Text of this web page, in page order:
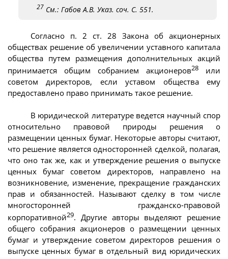
27 См.: Габов А.В. Указ. соч. С. 551.
Согласно п. 2 ст. 28 Закона об акционерных
обществах решение об увеличении уставного капитала
общества путем размещения дополнительных акций
принимается общим собранием акционеров28 или
советом директоров, если уставом общества ему
предоставлено право принимать такое решение.
В юридической литературе ведется научный спор
относительно правовой природы решения о
размещении ценных бумаг. Некоторые авторы считают,
что решение является односторонней сделкой, полагая,
что оно так же, как и утверждение решения о выпуске
ценных бумаг советом директоров, направлено на
возникновение, изменение, прекращение гражданских
прав и обязанностей. Называют сделку в том числе
многосторонней гражданско-правовой
корпоративной29. Другие авторы выделяют решение
общего собрания акционеров о размещении ценных
бумаг и утверждение советом директоров решения о
выпуске ценных бумаг в отдельный вид юридических